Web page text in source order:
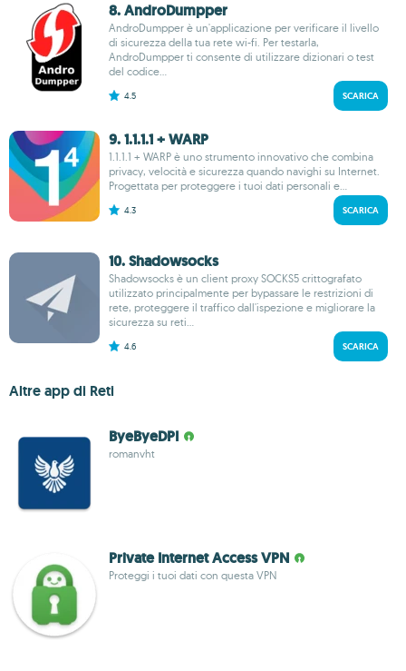
8. AndroDumpper
AndroDumpper è un'applicazione per verificare il livello
di sicurezza della tua rete wi-fi. Per testarla,
AndroDumpper ti consente di utilizzare dizionari o test
del codice...
4.5 SCARICA
9. 1.1.1.1 + WARP
1.1.1.1 + WARP è uno strumento innovativo che combina
privacy, velocità e sicurezza quando navighi su Internet.
Progettata per proteggere i tuoi dati personali e...
4.3 SCARICA
10. Shadowsocks
Shadowsocks è un client proxy SOCKS5 crittografato
utilizzato principalmente per bypassare le restrizioni di
rete, proteggere il traffico dall'ispezione e migliorare la
sicurezza su reti...
4.6 SCARICA
Altre app di Reti
ByeByeDPI
romanvht
Private Internet Access VPN
Proteggi i tuoi dati con questa VPN